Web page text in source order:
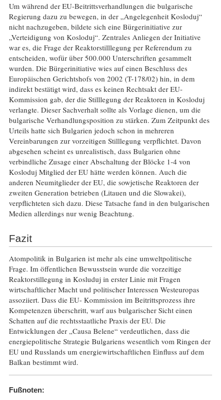
Um während der EU-Beitrittsverhandlungen die bulgarische
Regierung dazu zu bewegen, in der „Angelegenheit Kosloduj“
nicht nachzugeben, bildete sich eine Bürgerinitiative zur
„Verteidigung von Kosloduj“. Zentrales Anliegen der Initiative
war es, die Frage der Reaktorstilllegung per Referendum zu
entscheiden, wofür über 500.000 Unterschriften gesammelt
wurden. Die Bürgerinitiative wies auf einen Beschluss des
Europäischen Gerichtshofs von 2002 (T-178/02) hin, in dem
indirekt bestätigt wird, dass es keinen Rechtsakt der EU-
Kommission gab, der die Stilllegung der Reaktoren in Kosloduj
verlangte. Dieser Sachverhalt sollte als Vorlage dienen, um die
bulgarische Verhandlungsposition zu stärken. Zum Zeitpunkt des
Urteils hatte sich Bulgarien jedoch schon in mehreren
Vereinbarungen zur vorzeitigen Stilllegung verpflichtet. Davon
abgesehen scheint es unrealistisch, dass Bulgarien ohne
verbindliche Zusage einer Abschaltung der Blöcke 1-4 von
Kosloduj Mitglied der EU hätte werden können. Auch die
anderen Neumitglieder der EU, die sowjetische Reaktoren der
zweiten Generation betrieben (Litauen und die Slowakei),
verpflichteten sich dazu. Diese Tatsache fand in den bulgarischen
Medien allerdings nur wenig Beachtung.
Fazit
Atompolitik in Bulgarien ist mehr als eine umweltpolitische
Frage. Im öffentlichen Bewusstsein wurde die vorzeitige
Reaktorstillegung in Kosluduj in erster Linie mit Fragen
wirtschaftlicher Macht und politischer Interessen Westeuropas
assoziiert. Dass die EU- Kommission im Beitrittsprozess ihre
Kompetenzen überschritt, warf aus bulgarischer Sicht einen
Schatten auf die rechtsstaatliche Praxis der EU. Die
Entwicklungen der „Causa Belene“ verdeutlichen, dass die
energiepolitische Strategie Bulgariens wesentlich vom Ringen der
EU und Russlands um energiewirtschaftlichen Einfluss auf dem
Balkan bestimmt wird.
Fußnoten: